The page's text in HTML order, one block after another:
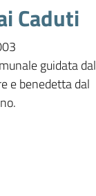
Caduti
guidata dal
e benedetta dal